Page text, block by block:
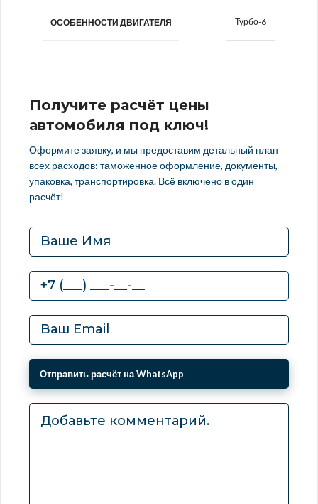
ОСОБЕННОСТИ ДВИГАТЕЛЯ Турбо-6
Получите расчёт цены
автомобиля под ключ!
Оформите заявку, и мы предоставим детальный план
всех расходов: таможенное оформление, документы,
упаковка, транспортировка. Всё включено в один
расчёт!